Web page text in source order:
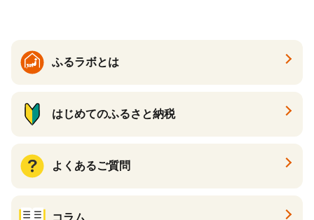
ふるラボとは
はじめてのふるさと納税
よくあるご質問
コラム